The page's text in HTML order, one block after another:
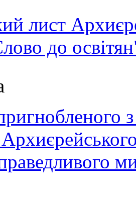
лист
до